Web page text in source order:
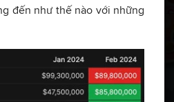
đến như thế nào với những